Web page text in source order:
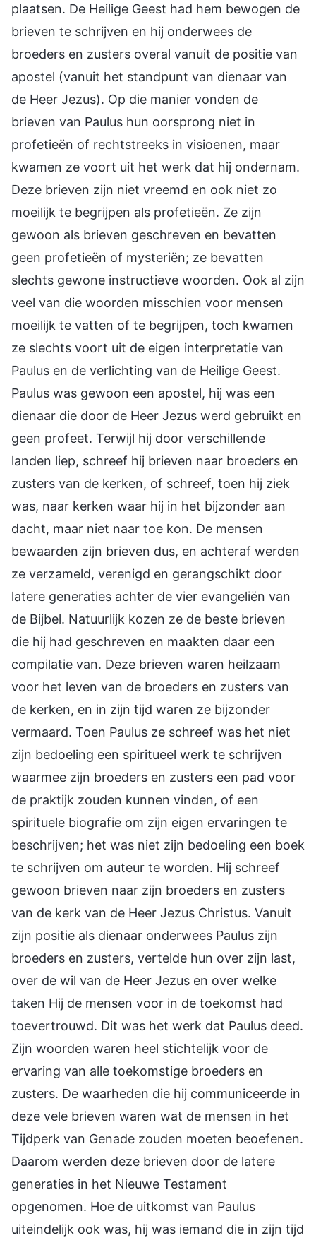
plaatsen. De Heilige Geest had hem bewogen de
brieven te schrijven en hij onderwees de
broeders en zusters overal vanuit de positie van
apostel (vanuit het standpunt van dienaar van
de Heer Jezus). Op die manier vonden de
brieven van Paulus hun oorsprong niet in
profetieën of rechtstreeks in visioenen, maar
kwamen ze voort uit het werk dat hij ondernam.
Deze brieven zijn niet vreemd en ook niet zo
moeilijk te begrijpen als profetieën. Ze zijn
gewoon als brieven geschreven en bevatten
geen profetieën of mysteriën; ze bevatten
slechts gewone instructieve woorden. Ook al zijn
veel van die woorden misschien voor mensen
moeilijk te vatten of te begrijpen, toch kwamen
ze slechts voort uit de eigen interpretatie van
Paulus en de verlichting van de Heilige Geest.
Paulus was gewoon een apostel, hij was een
dienaar die door de Heer Jezus werd gebruikt en
geen profeet. Terwijl hij door verschillende
landen liep, schreef hij brieven naar broeders en
zusters van de kerken, of schreef, toen hij ziek
was, naar kerken waar hij in het bijzonder aan
dacht, maar niet naar toe kon. De mensen
bewaarden zijn brieven dus, en achteraf werden
ze verzameld, verenigd en gerangschikt door
latere generaties achter de vier evangeliën van
de Bijbel. Natuurlijk kozen ze de beste brieven
die hij had geschreven en maakten daar een
compilatie van. Deze brieven waren heilzaam
voor het leven van de broeders en zusters van
de kerken, en in zijn tijd waren ze bijzonder
vermaard. Toen Paulus ze schreef was het niet
zijn bedoeling een spiritueel werk te schrijven
waarmee zijn broeders en zusters een pad voor
de praktijk zouden kunnen vinden, of een
spirituele biografie om zijn eigen ervaringen te
beschrijven; het was niet zijn bedoeling een boek
te schrijven om auteur te worden. Hij schreef
gewoon brieven naar zijn broeders en zusters
van de kerk van de Heer Jezus Christus. Vanuit
zijn positie als dienaar onderwees Paulus zijn
broeders en zusters, vertelde hun over zijn last,
over de wil van de Heer Jezus en over welke
taken Hij de mensen voor in de toekomst had
toevertrouwd. Dit was het werk dat Paulus deed.
Zijn woorden waren heel stichtelijk voor de
ervaring van alle toekomstige broeders en
zusters. De waarheden die hij communiceerde in
deze vele brieven waren wat de mensen in het
Tijdperk van Genade zouden moeten beoefenen.
Daarom werden deze brieven door de latere
generaties in het Nieuwe Testament
opgenomen. Hoe de uitkomst van Paulus
uiteindelijk ook was, hij was iemand die in zijn tijd